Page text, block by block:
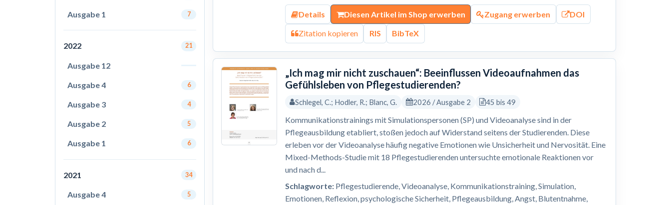
Ausgabe 1 7
2022 21
Ausgabe 12
Ausgabe 4 6
Ausgabe 3 4
Ausgabe 2 5
Ausgabe 1 6
2021 34
Ausgabe 4 5
Details Diesen Artikel im Shop erwerben Zugang erwerben DOI
Zitation kopieren RIS BibTeX
„Ich mag mir nicht zuschauen“: Beeinflussen Videoaufnahmen das
Gefühlsleben von Pflegestudierenden?
Schlegel, C.; Hodler, R.; Blanc, G. 2026 / Ausgabe 2 45 bis 49
Kommunikationstrainings mit Simulationspersonen (SP) und Videoanalyse sind in der
Pflegeausbildung etabliert, stoßen jedoch auf Widerstand seitens der Studierenden. Diese
erleben vor der Videoanalyse häufig negative Emotionen wie Unsicherheit und Nervosität. Eine
Mixed-Methods-Studie mit 18 Pflegestudierenden untersuchte emotionale Reaktionen vor
und nach d...
Schlagworte: Pflegestudierende, Videoanalyse, Kommunikationstraining, Simulation,
Emotionen, Reflexion, psychologische Sicherheit, Pflegeausbildung, Angst, Blutentnahme,